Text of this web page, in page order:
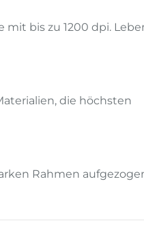
mit bis zu 1200 dpi.
die höchsten
Rahmen